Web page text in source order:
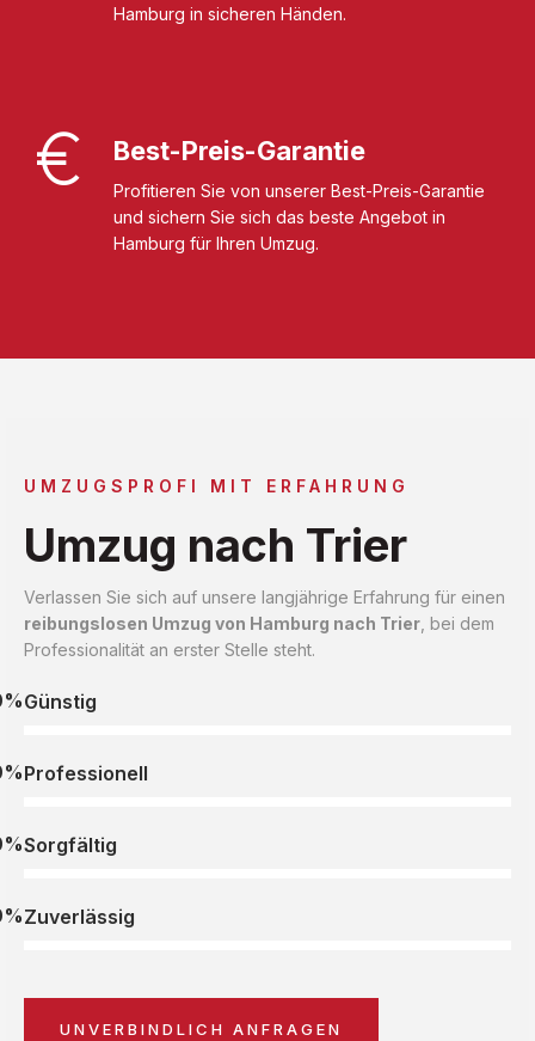
Hamburg in sicheren Händen.
Best-Preis-Garantie
Profitieren Sie von unserer Best-Preis-Garantie
und sichern Sie sich das beste Angebot in
Hamburg für Ihren Umzug.
UMZUGSPROFI MIT ERFAHRUNG
Umzug nach Trier
Verlassen Sie sich auf unsere langjährige Erfahrung für einen
reibungslosen Umzug von Hamburg nach Trier , bei dem
Professionalität an erster Stelle steht.
Günstig
Professionell
Sorgfältig
Zuverlässig
UNVERBINDLICH ANFRAGEN